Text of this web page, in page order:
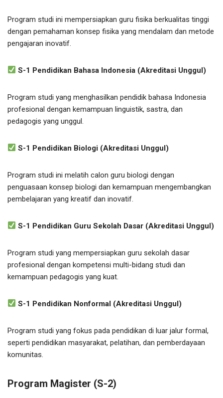
Program studi ini mempersiapkan guru fisika berkualitas tinggi
dengan pemahaman konsep fisika yang mendalam dan metode
pengajaran inovatif.
S-1 Pendidikan Bahasa Indonesia (Akreditasi Unggul)
Program studi yang menghasilkan pendidik bahasa Indonesia
profesional dengan kemampuan linguistik, sastra, dan
pedagogis yang unggul.
S-1 Pendidikan Biologi (Akreditasi Unggul)
Program studi ini melatih calon guru biologi dengan
penguasaan konsep biologi dan kemampuan mengembangkan
pembelajaran yang kreatif dan inovatif.
S-1 Pendidikan Guru Sekolah Dasar (Akreditasi Unggul)
Program studi yang mempersiapkan guru sekolah dasar
profesional dengan kompetensi multi-bidang studi dan
kemampuan pedagogis yang kuat.
S-1 Pendidikan Nonformal (Akreditasi Unggul)
Program studi yang fokus pada pendidikan di luar jalur formal,
seperti pendidikan masyarakat, pelatihan, dan pemberdayaan
komunitas.
Program Magister (S-2)